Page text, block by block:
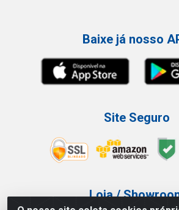
Baixe já nosso
Site Seguro
Loja /